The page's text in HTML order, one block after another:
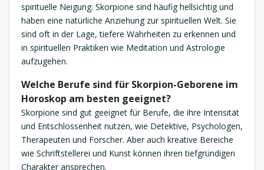
spirituelle Neigung. Skorpione sind häufig hellsichtig und
haben eine natürliche Anziehung zur spirituellen Welt. Sie
sind oft in der Lage, tiefere Wahrheiten zu erkennen und
in spirituellen Praktiken wie Meditation und Astrologie
aufzugehen.
Welche Berufe sind für Skorpion-Geborene im
Horoskop am besten geeignet?
Skorpione sind gut geeignet für Berufe, die ihre Intensität
und Entschlossenheit nutzen, wie Detektive, Psychologen,
Therapeuten und Forscher. Aber auch kreative Bereiche
wie Schriftstellerei und Kunst können ihren tiefgründigen
Charakter ansprechen.